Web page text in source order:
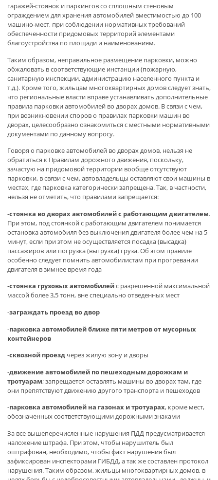
гаражей-стоянок и паркингов со сплошным стеновым
ограждением для хранения автомобилей вместимостью до 100
машино-мест, при соблюдении нормативных требований
обеспеченности придомовых территорий элементами
благоустройства по площади и наименованиям.
Таким образом, неправильное размещение парковки, можно
обжаловать в соответствующие инстанции (пожарную,
санитарную инспекции, администрацию населенного пункта и
т.д.). Кроме того, жильцам многоквартирных домов следует знать,
что региональные власти вправе устанавливать дополнительные
правила парковки автомобилей во дворах домов. В связи с чем,
при возникновении споров о правилах парковки машин во
дворах, целесообразно ознакомиться с местными нормативными
документами по данному вопросу.
Говоря о парковке автомобилей во дворах домов, нельзя не
обратиться к Правилам дорожного движения, поскольку,
зачастую на придомовой территории вообще отсутствуют
парковки, в связи с чем, автовладельцы оставляют свои машины в
местах, где парковка категорически запрещена. Так, в частности,
нельзя не отметить, что правилами запрещается:
-стоянка во дворах автомобилей с работающим двигателем.
При этом, под стоянкой с работающим двигателем понимается
остановка автомобиля без выключения двигателя более чем на 5
минут, если при этом не осуществляется посадка (высадка)
пассажиров или погрузка (выгрузка) груза. Об этом правиле
особенно следует помнить автомобилистам при прогревании
двигателя в зимнее время года
-стоянка грузовых автомобилейс разрешенной максимальной
массой более 3,5 тонн, вне специально отведенных мест
-заграждать проезд во двор
-парковка автомобилей ближе пяти метров от мусорных
контейнеров
-сквозной проезд через жилую зону и дворы
-движение автомобилей по пешеходным дорожкам и
тротуарам; запрещается оставлять машины во дворах там, где
они препятствуют движению другого транспорта и пешеходов
-парковка автомобилей на газонах и тротуарах, кроме мест,
обозначенных соответствующими дорожными знаками
За все вышеперечисленные нарушения ПДД предусматривается
наложение штрафа. При этом, чтобы нарушитель был
оштрафован, необходимо, чтобы факт нарушения был
зафиксирован инспекторами ГИБДД, а так же составлен протокол
нарушения. Таким образом, жильцы многоквартирных домов, в